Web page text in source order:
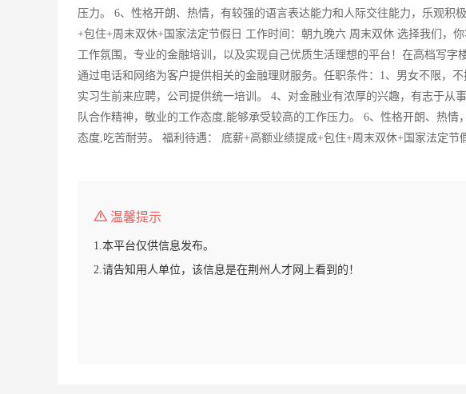
压力。 6、性格开朗、热情，有较强的语言表达能力和人际交往能力，乐观积
+包住+周末双休+国家法定节假日 工作时间：朝九晚六 周末双休 选择我们，
工作氛围，专业的金融培训，以及实现自己优质生活理想的平台！在高档写
通过电话和网络为客户提供相关的金融理财服务。任职条件：1、男女不限，
实习生前来应聘，公司提供统一培训。 4、对金融业有浓厚的兴趣，有志于从
队合作精神，敬业的工作态度,能够承受较高的工作压力。 6、性格开朗、热
态度,吃苦耐劳。 福利待遇： 底薪+高额业绩提成+包住+周末双休+国家法定节
温馨提示
1.本平台仅供信息发布。
2.请告知用人单位，该信息是在荆州人才网上看到的！